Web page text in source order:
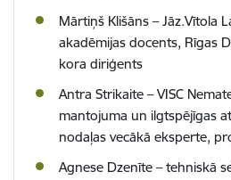
Mārtiņš Klišāns – Jāz.Vītola
akadēmijas docents, Rīgas
kora diriģents
Antra Strikaite – VISC
mantojuma un ilgtspējīgas
nodaļas vecākā eksperte,
Agnese Dzenīte – tehniskā